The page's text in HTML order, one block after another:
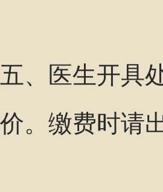
五、医生开具
价。缴费时请